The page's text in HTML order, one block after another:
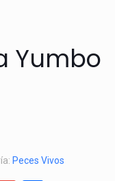
Yumbo
Peces Vivos